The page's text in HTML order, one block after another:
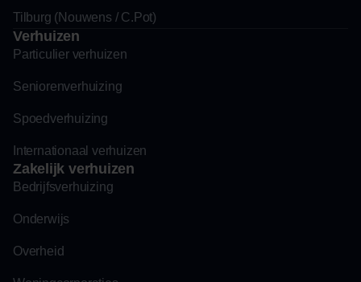
Tilburg (Nouwens / C.Pot)
Verhuizen
Particulier verhuizen
Seniorenverhuizing
Spoedverhuizing
Internationaal verhuizen
Zakelijk verhuizen
Bedrijfsverhuizing
Onderwijs
Overheid